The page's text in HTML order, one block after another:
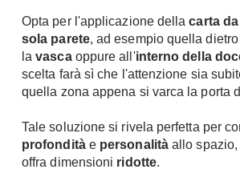
Opta per l'applicazione dellacarta
sola parete, ad esempio quella dietro
lavasca oppure all'interno della
scelta farà sì che l'attenzione sia
quella zona appena si varca la porta
Tale soluzione si rivela perfetta per
profonditàe personalitàallo spazio,
offra dimensioni ridotte.